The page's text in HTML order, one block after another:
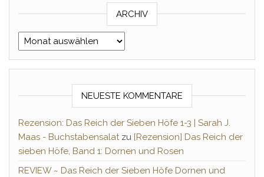
ARCHIV
Archiv
NEUESTE KOMMENTARE
Rezension: Das Reich der Sieben Höfe 1-3 | Sarah J.
Maas - Buchstabensalatzu [Rezension] Das Reich der
sieben Höfe, Band 1: Dornen und Rosen
REVIEW ~ Das Reich der Sieben Höfe Dornen und